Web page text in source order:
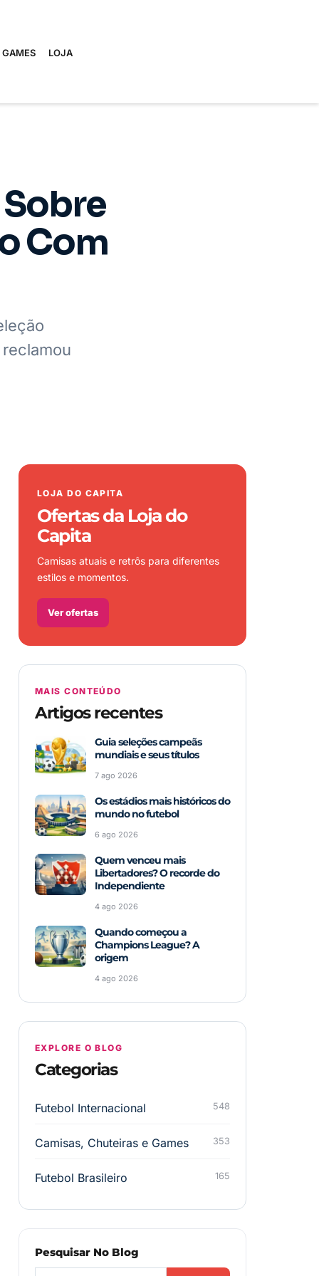
LOJA
Com
LOJA DO CAPITA
Ofertas da Loja do
Capita
Camisas atuais e retrôs para diferentes
estilos e momentos.
Ver ofertas
MAIS CONTEÚDO
Artigos recentes
Guia seleções campeãs
mundiais e seus títulos
7 ago 2026
Os estádios mais históricos do
mundo no futebol
6 ago 2026
Quem venceu mais
Libertadores? O recorde do
Independiente
4 ago 2026
Quando começou a
Champions League? A
origem
4 ago 2026
EXPLORE O BLOG
Categorias
Futebol Internacional 548
Camisas, Chuteiras e Games 353
Futebol Brasileiro 165
Pesquisar No Blog